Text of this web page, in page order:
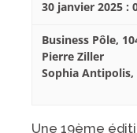
30 janvier 2025 :
Business Pôle,
Pierre Ziller
Sophia Antipolis,
Une 19ème